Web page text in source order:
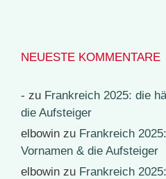
NEUESTE KOMMENTARE
- zu Frankreich 2025: die
die Aufsteiger
elbowin zu Frankreich
Vornamen & die Aufsteiger
elbowin zu Frankreich